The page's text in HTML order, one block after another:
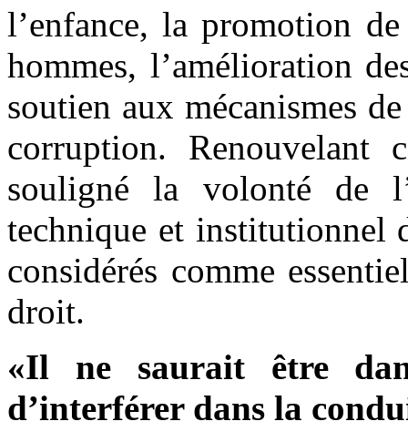
l’enfance, la promotion
hommes, l’amélioration
soutien aux mécanismes
corruption. Renouvelant
souligné la volonté de
technique et institutionnel
considérés comme
droit.
«Il ne saurait être
d’interférer dans la